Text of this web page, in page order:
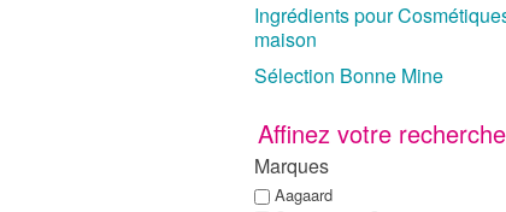
Ingrédients pour
maison
Sélection Bonne Mine
Affinez votre recherche
Marques
Aagaard